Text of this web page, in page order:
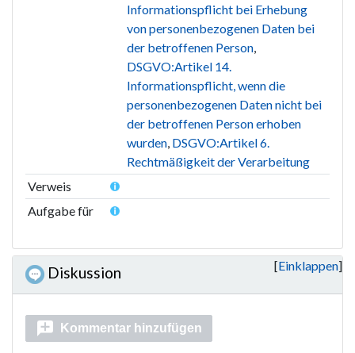
Informationspflicht bei Erhebung
von personenbezogenen Daten bei
der betroffenen Person
DSGVO:Artikel 14.
Informationspflicht, wenn die
personenbezogenen Daten nicht bei
der betroffenen Person erhoben
wurden DSGVO:Artikel 6.
Rechtmäßigkeit der Verarbeitung
Verweis
Aufgabe für
Einklappen
Diskussion
Kommentar hinzufügen